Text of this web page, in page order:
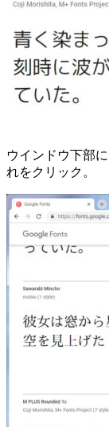
ウインドウ下部
れをクリック。